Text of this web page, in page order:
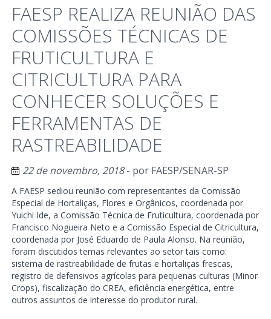
FAESP REALIZA REUNIÃO DAS
COMISSÕES TÉCNICAS DE
FRUTICULTURA E
CITRICULTURA PARA
CONHECER SOLUÇÕES E
FERRAMENTAS DE
RASTREABILIDADE
22 de novembro, 2018- por FAESP/SENAR-SP
A FAESP sediou reunião com representantes da Comissão
Especial de Hortaliças, Flores e Orgânicos, coordenada por
Yuichi Ide, a Comissão Técnica de Fruticultura, coordenada por
Francisco Nogueira Neto e a Comissão Especial de Citricultura,
coordenada por José Eduardo de Paula Alonso. Na reunião,
foram discutidos temas relevantes ao setor tais como:
sistema de rastreabilidade de frutas e hortaliças frescas,
registro de defensivos agrícolas para pequenas culturas (Minor
Crops), fiscalização do CREA, eficiência energética, entre
outros assuntos de interesse do produtor rural.